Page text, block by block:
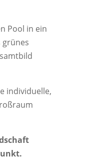
Pool in ein
grünes
individuelle,